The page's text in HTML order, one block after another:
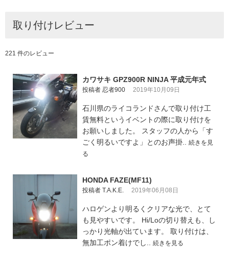
取り付けレビュー
221 件のレビュー
カワサキ GPZ900R NINJA 平成元年式
投稿者 忍者900 2019年10月09日
石川県のライコランドさんで取り付け工
賃無料というイベントの際に取り付けを
お願いしました。 スタッフの人から「す
ごく明るいですよ」とのお声掛.. 続きを見
る
HONDA FAZE(MF11)
投稿者 T.A.K.E. 2019年06月08日
ハロゲンより明るくクリアな光で、とて
も見やすいです。 Hi/Loの切り替えも、し
っかり光軸が出ています。 取り付けは、
無加工ポン着けでし.. 続きを見る